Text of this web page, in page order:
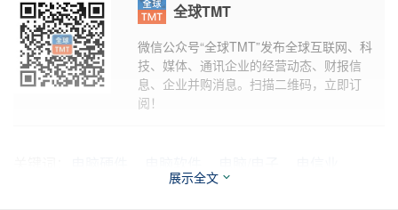
全球TMT
微信公众号“全球TMT”发布全球互联网、科
技、媒体、通讯企业的经营动态、财报信
息、企业并购消息。扫描二维码，立即订
阅！
展示全文